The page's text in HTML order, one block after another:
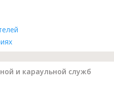
и караульной служб